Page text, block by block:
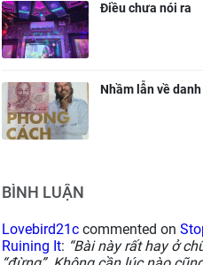
Điều chưa nói ra
Nhầm lẫn về
BÌNH LUẬN
Lovebird21c commented on
Ruining It: “Bài này rất hay ở